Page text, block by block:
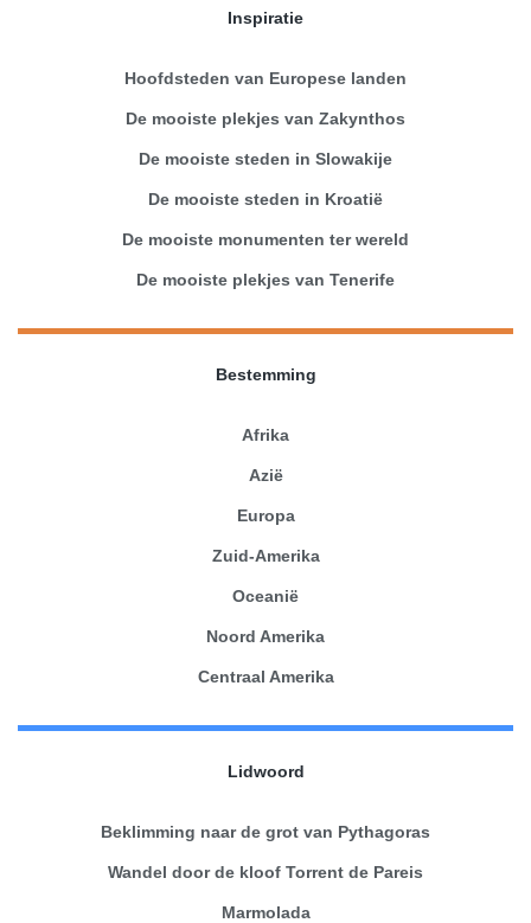
Inspiratie
Hoofdsteden van Europese landen
De mooiste plekjes van Zakynthos
De mooiste steden in Slowakije
De mooiste steden in Kroatië
De mooiste monumenten ter wereld
De mooiste plekjes van Tenerife
Bestemming
Afrika
Azië
Europa
Zuid-Amerika
Oceanië
Noord Amerika
Centraal Amerika
Lidwoord
Beklimming naar de grot van Pythagoras
Wandel door de kloof Torrent de Pareis
Marmolada